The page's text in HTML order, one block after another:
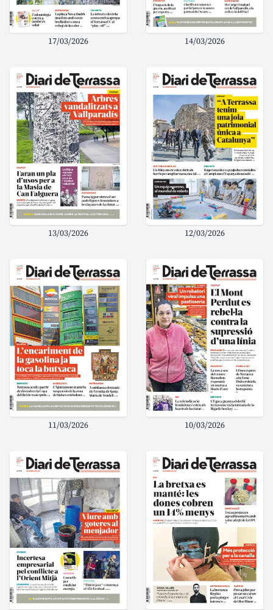
17/03/2026 14/03/2026
13/03/2026 12/03/2026
11/03/2026 10/03/2026